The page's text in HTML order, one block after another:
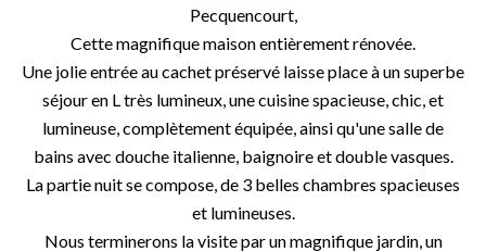
Pecquencourt,
Cette magnifique maison entièrement rénovée.
Une jolie entrée au cachet préservé laisse place à un superbe
séjour en L très lumineux, une cuisine spacieuse, chic, et
lumineuse, complètement équipée, ainsi qu'une salle de
bains avec douche italienne, baignoire et double vasques.
La partie nuit se compose, de 3 belles chambres spacieuses
et lumineuses.
Nous terminerons la visite par un magnifique jardin, un